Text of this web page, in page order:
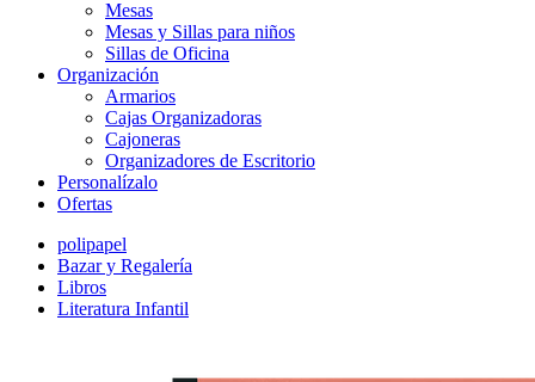
Mesas
Mesas y Sillas para niños
Sillas de Oficina
Organización
Armarios
Cajas Organizadoras
Cajoneras
Organizadores de Escritorio
Personalízalo
Ofertas
polipapel
Bazar y Regalería
Libros
Literatura Infantil